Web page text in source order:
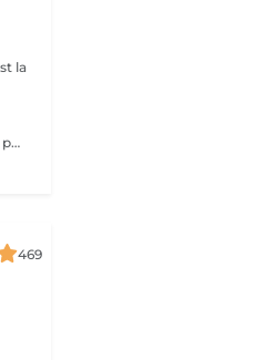
Keep your health! is the practice of kneading or manipulating a person's muscles and other soft-tissue in order to reduce stress, reduce muscle pain, increase relaxation and improve the work of the immune system. Benefits of getting a full body massage: - reduces stress - relaxing - improves blood circulation - improves body immune system How is full body massage done? - head and neck are massaged - shoulders and back are massaged - hands and arms are massaged - feet and legs are massaged - belly is massaged Age restrictions: there are no age restrictions for this procedure. Post procedure recommendations: do not do sport and any sharp movements 2-3 hours after the procedure. Frequency: 1-2 times per week, 10 times in total. Repeat once in 3-6 months.
469